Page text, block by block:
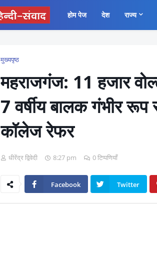
होम पेज देश राज्य
मुख्यपृष्ठ
महराजगंज: 11 हजार
7 वर्षीय बालक गंभीर
कॉलेज रेफर
धीरेंद्र द्विवेदी 8:27 pm 0 टिप्पणियाँ
Facebook Twitter